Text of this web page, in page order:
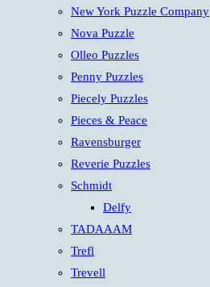
New York Puzzle Company
Nova Puzzle
Olleo Puzzles
Penny Puzzles
Piecely Puzzles
Pieces & Peace
Ravensburger
Reverie Puzzles
Schmidt
Delfy
TADAAAM
Trefl
Trevell